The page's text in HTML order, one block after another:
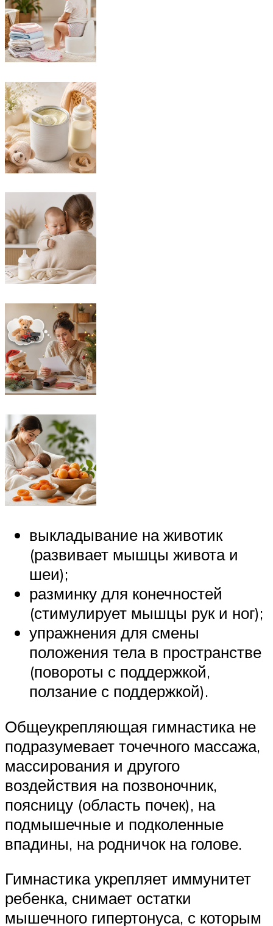
выкладывание на животик
(развивает мышцы живота и
шеи);
разминку для конечностей
(стимулирует мышцы рук и ног);
упражнения для смены
положения тела в пространстве
(повороты с поддержкой,
ползание с поддержкой).
Общеукрепляющая гимнастика не
подразумевает точечного массажа,
массирования и другого
воздействия на позвоночник,
поясницу (область почек), на
подмышечные и подколенные
впадины, на родничок на голове.
Гимнастика укрепляет иммунитет
ребенка, снимает остатки
мышечного гипертонуса, с которым